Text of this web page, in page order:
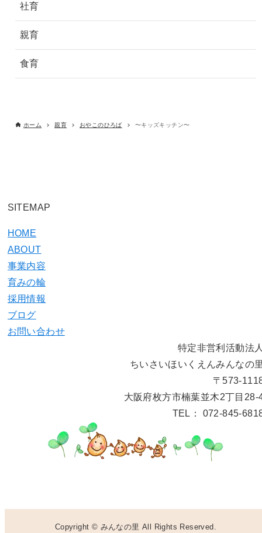
社育
親育
食育
ホーム 親育 おやこのひろば 〜キッズキッチン〜
SITEMAP
HOME
ABOUT
事業内容
育みの輪
採用情報
ブログ
お問い合わせ
特定非営利活動法
ちいさいほいくえんみんなの
〒573-
大阪府枚方市楠葉並木2丁目28-
TEL： 072-845-
Copyright © みんなの里 All Rights Reserved.